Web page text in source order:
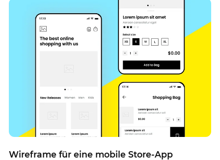
Wireframe für eine mobile Store-App